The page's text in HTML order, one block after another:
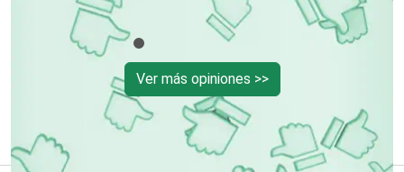
Empaques y Embalajes
Empresas de Limpieza
Ver más opiniones >>